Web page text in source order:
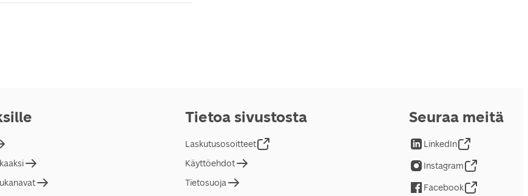
Tietoa sivustosta
Laskutusosoitteet
Käyttöehdot
Tietosuoja
Seuraa meitä
LinkedIn
Instagram
Facebook